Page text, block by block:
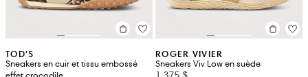
TOD'S
Sneakers en cuir et tissu embossé
ROGER VIVIER
Sneakers Viv Low en suède